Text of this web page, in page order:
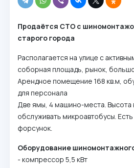
Продаётся СТО с
старого города
Располагается на улице с
соборная площадь, рынок,
Арендное помещение 168 кв.м,
для персонала
Две ямы, 4 машино-места. Высота
обслуживать микроавтобусы.
форсунок.
Оборудование
- компрессор 5,5 кВт